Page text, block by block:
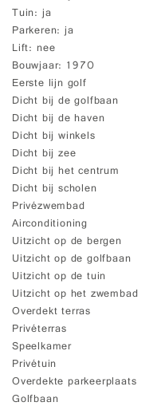
Tuin ja
Parkeren ja
Lift nee
Bouwjaar 1970
Eerste lijn golf
Dicht bij de golfbaan
Dicht bij de haven
Dicht bij winkels
Dicht bij zee
Dicht bij het centrum
Dicht bij scholen
Privézwembad
Airconditioning
Uitzicht op de bergen
Uitzicht op de golfbaan
Uitzicht op de tuin
Uitzicht op het zwembad
Overdekt terras
Privéterras
Speelkamer
Privétuin
Overdekte parkeerplaats
Golfbaan